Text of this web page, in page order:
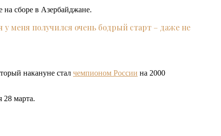
сборе в Азербайджане.
меня получился очень бодрый старт – даже не
накануне стал чемпионом России на 2000
28 марта.